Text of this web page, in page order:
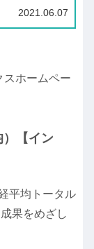
2021.06.07
スホームペー
【イン
平均トータル
果をめざし